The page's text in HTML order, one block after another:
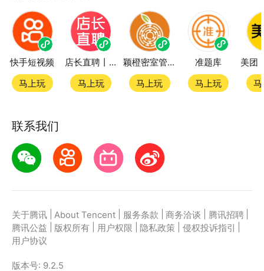
快手短视频
马上玩
店长直聘丨求职招聘找工作
马上玩
颖橙密室管家SmartOrange
马上玩
准题库
马上玩
联系我们
关于腾讯 About Tencent 服务条款 商务洽谈 腾讯招聘
腾讯公益
版权所有 用户权限 隐私政策 侵权投诉指引
用户协议
版本号: 9.2.5